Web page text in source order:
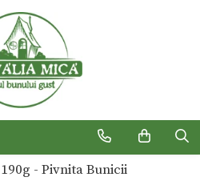
- Pivnita Bunicii